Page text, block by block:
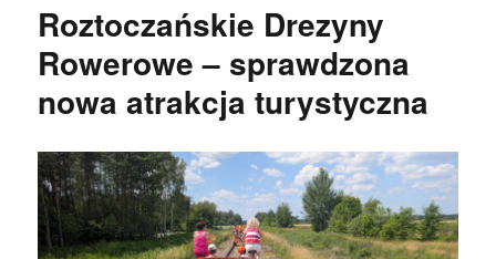
Roztoczańskie Drezyny
Rowerowe – sprawdzona
nowa atrakcja turystyczna